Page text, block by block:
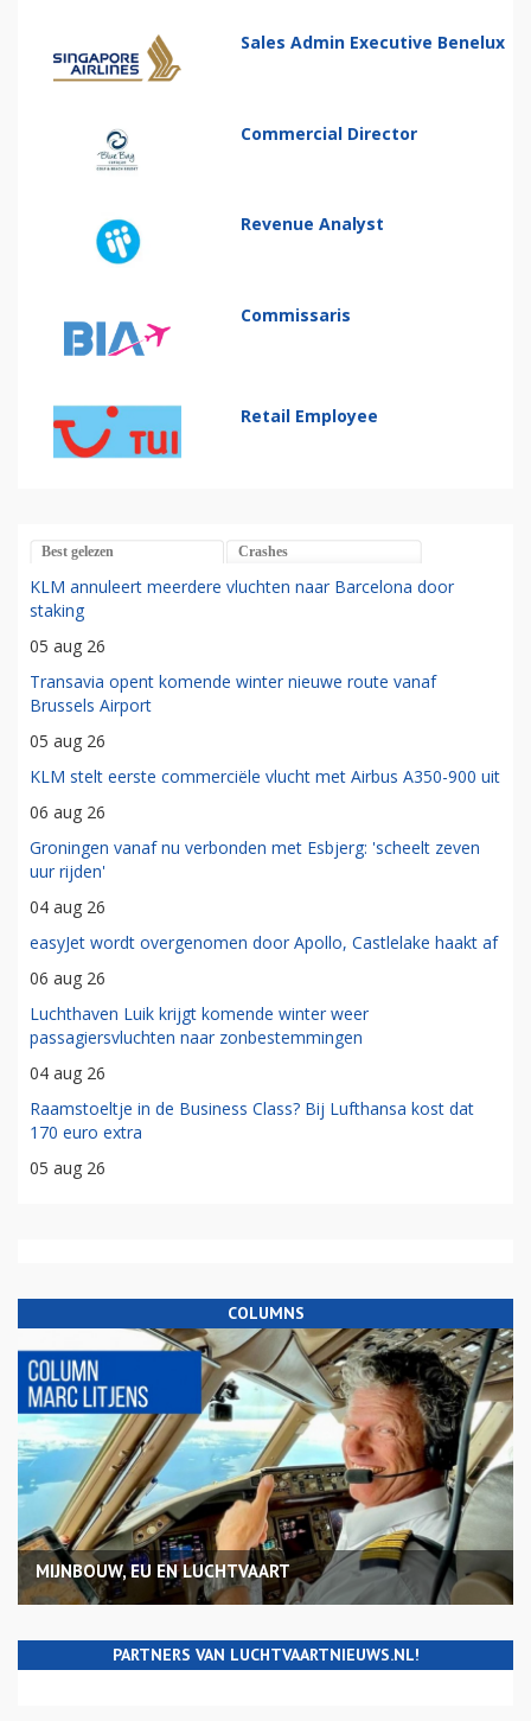
Sales Admin Executive Benelux
Commercial Director
Revenue Analyst
Commissaris
Retail Employee
Best gelezen Crashes
KLM annuleert meerdere vluchten naar Barcelona door
staking
05 aug 26
Transavia opent komende winter nieuwe route vanaf
Brussels Airport
05 aug 26
KLM stelt eerste commerciële vlucht met Airbus A350-900 uit
06 aug 26
Groningen vanaf nu verbonden met Esbjerg: 'scheelt zeven
uur rijden'
04 aug 26
easyJet wordt overgenomen door Apollo, Castlelake haakt af
06 aug 26
Luchthaven Luik krijgt komende winter weer
passagiersvluchten naar zonbestemmingen
04 aug 26
Raamstoeltje in de Business Class? Bij Lufthansa kost dat
170 euro extra
05 aug 26
COLUMNS
MIJNBOUW, EU EN LUCHTVAART
PARTNERS VAN LUCHTVAARTNIEUWS.NL!